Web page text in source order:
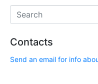
Contacts
Send an email for info